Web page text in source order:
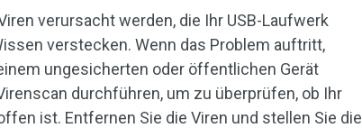
verursacht werden, die Ihr USB-Laufwerk
verstecken. Wenn das Problem auftritt,
ungesicherten oder öffentlichen Gerät
durchführen, um zu überprüfen, ob Ihr
ist. Entfernen Sie die Viren und stellen Sie die